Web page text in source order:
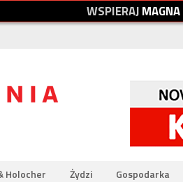
WSPIERAJMAGNA
Holocher Żydzi Gospodarka